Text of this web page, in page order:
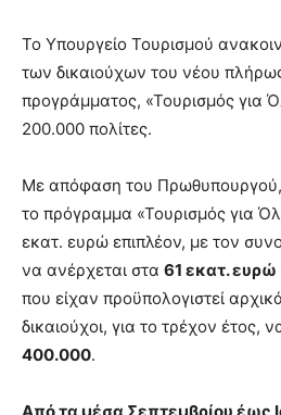
Το Υπουργείο Τουρισμού
των δικαιούχων του νέου
προγράμματος, «Τουρισμός για
200.000 πολίτες.
Με απόφαση του
το πρόγραμμα «Τουρισμός για
εκατ. ευρώ επιπλέον, με τον
να ανέρχεται στα 61 εκατ. ευρώ
που είχαν προϋπολογιστεί
δικαιούχοι, για το τρέχον έτος,
400.000.